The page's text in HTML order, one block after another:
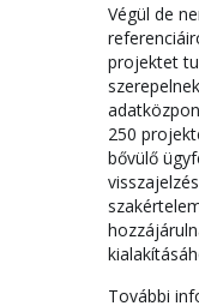
Végül de
projektet
250
bővülő
További